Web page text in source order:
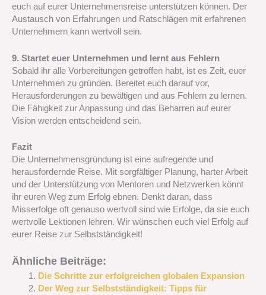
euch auf eurer Unternehmensreise unterstützen können. Der
Austausch von Erfahrungen und Ratschlägen mit erfahrenen
Unternehmern kann wertvoll sein.
9. Startet euer Unternehmen und lernt aus Fehlern
Sobald ihr alle Vorbereitungen getroffen habt, ist es Zeit, euer
Unternehmen zu gründen. Bereitet euch darauf vor,
Herausforderungen zu bewältigen und aus Fehlern zu lernen.
Die Fähigkeit zur Anpassung und das Beharren auf eurer
Vision werden entscheidend sein.
Fazit
Die Unternehmensgründung ist eine aufregende und
herausfordernde Reise. Mit sorgfältiger Planung, harter Arbeit
und der Unterstützung von Mentoren und Netzwerken könnt
ihr euren Weg zum Erfolg ebnen. Denkt daran, dass
Misserfolge oft genauso wertvoll sind wie Erfolge, da sie euch
wertvolle Lektionen lehren. Wir wünschen euch viel Erfolg auf
eurer Reise zur Selbstständigkeit!
Ähnliche Beiträge:
Die Schritte zur erfolgreichen globalen Expansion
Der Weg zur Selbstständigkeit: Tipps für